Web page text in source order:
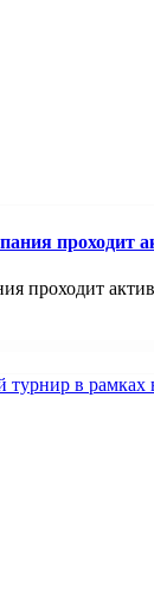
проходит
проходит